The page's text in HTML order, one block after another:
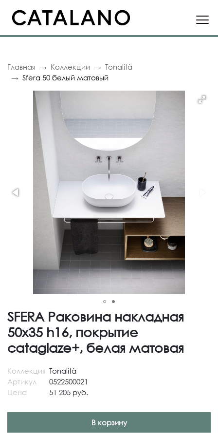
Главная Коллекции
Tonalità
Sfera 50 белый матовый
SFERA Раковина накладная
50х35 h16, покрытие
cataglaze+, белая матовая
Коллекция Tonalità
Артикул
0522500021
Цена
51 205 руб.
В корзину